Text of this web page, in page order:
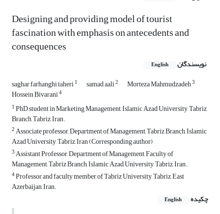
Designing and providing model of tourist
fascination with emphasis on antecedents and
consequences
نویسندگان English
saghar farhanghi taheri1 samad aali2 Morteza Mahmudzadeh3
Hossein Bivarani4
1PhD student in Marketing Management, Islamic Azad University, Tabriz
Branch, Tabriz, Iran.
2Associate professor, Department of Management, Tabriz Branch, Islamic
Azad University, Tabriz, Iran (Corresponding author)
3Assistant Professor, Department of Management, Faculty of
Management, Tabriz Branch, Islamic Azad University, Tabriz, Iran.
4Professor and faculty member of Tabriz University, Tabriz, East
Azerbaijan, Iran.
چکیده
English